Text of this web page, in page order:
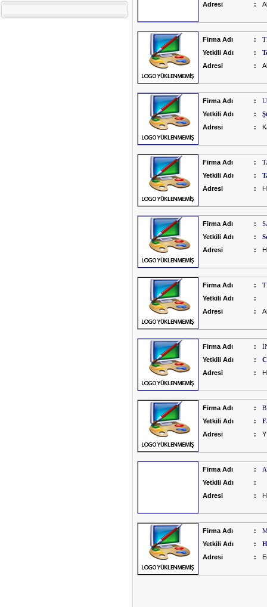
Adresi
:
Firma Adı :
Yetkili Adı
:
Adresi
:
Firma Adı :
Yetkili Adı
:
Adresi
:
Firma Adı :
Yetkili Adı
:
Adresi
:
Firma Adı :
Yetkili Adı
:
Adresi
:
Firma Adı :
Yetkili Adı
:
Adresi
:
Firma Adı :
Yetkili Adı
:
Adresi
:
Firma Adı :
Yetkili Adı
:
Adresi
:
Firma Adı :
Yetkili Adı
:
Adresi
:
Firma Adı :
Yetkili Adı
:
Adresi
: